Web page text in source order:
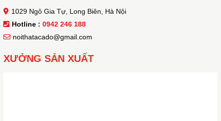
1029 Ngô Gia Tự, Long Biên, Hà Nội
Hotline : 0942 246 188
noithatacado@gmail.com
XƯỞNG SẢN XUẤT